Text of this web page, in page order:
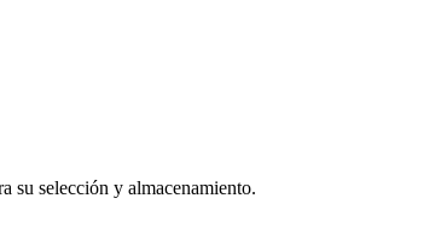
su selección y almacenamiento.